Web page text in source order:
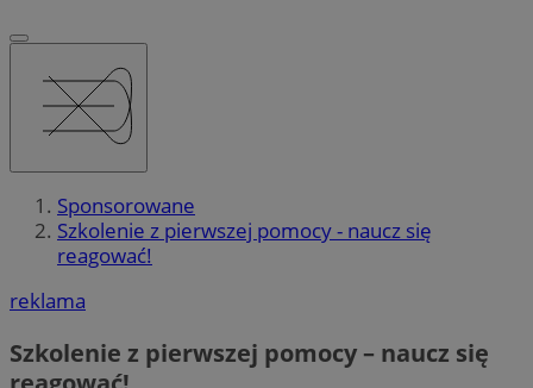
Sponsorowane
Szkolenie z pierwszej pomocy - naucz się
reagować!
reklama
Szkolenie z pierwszej pomocy – naucz się